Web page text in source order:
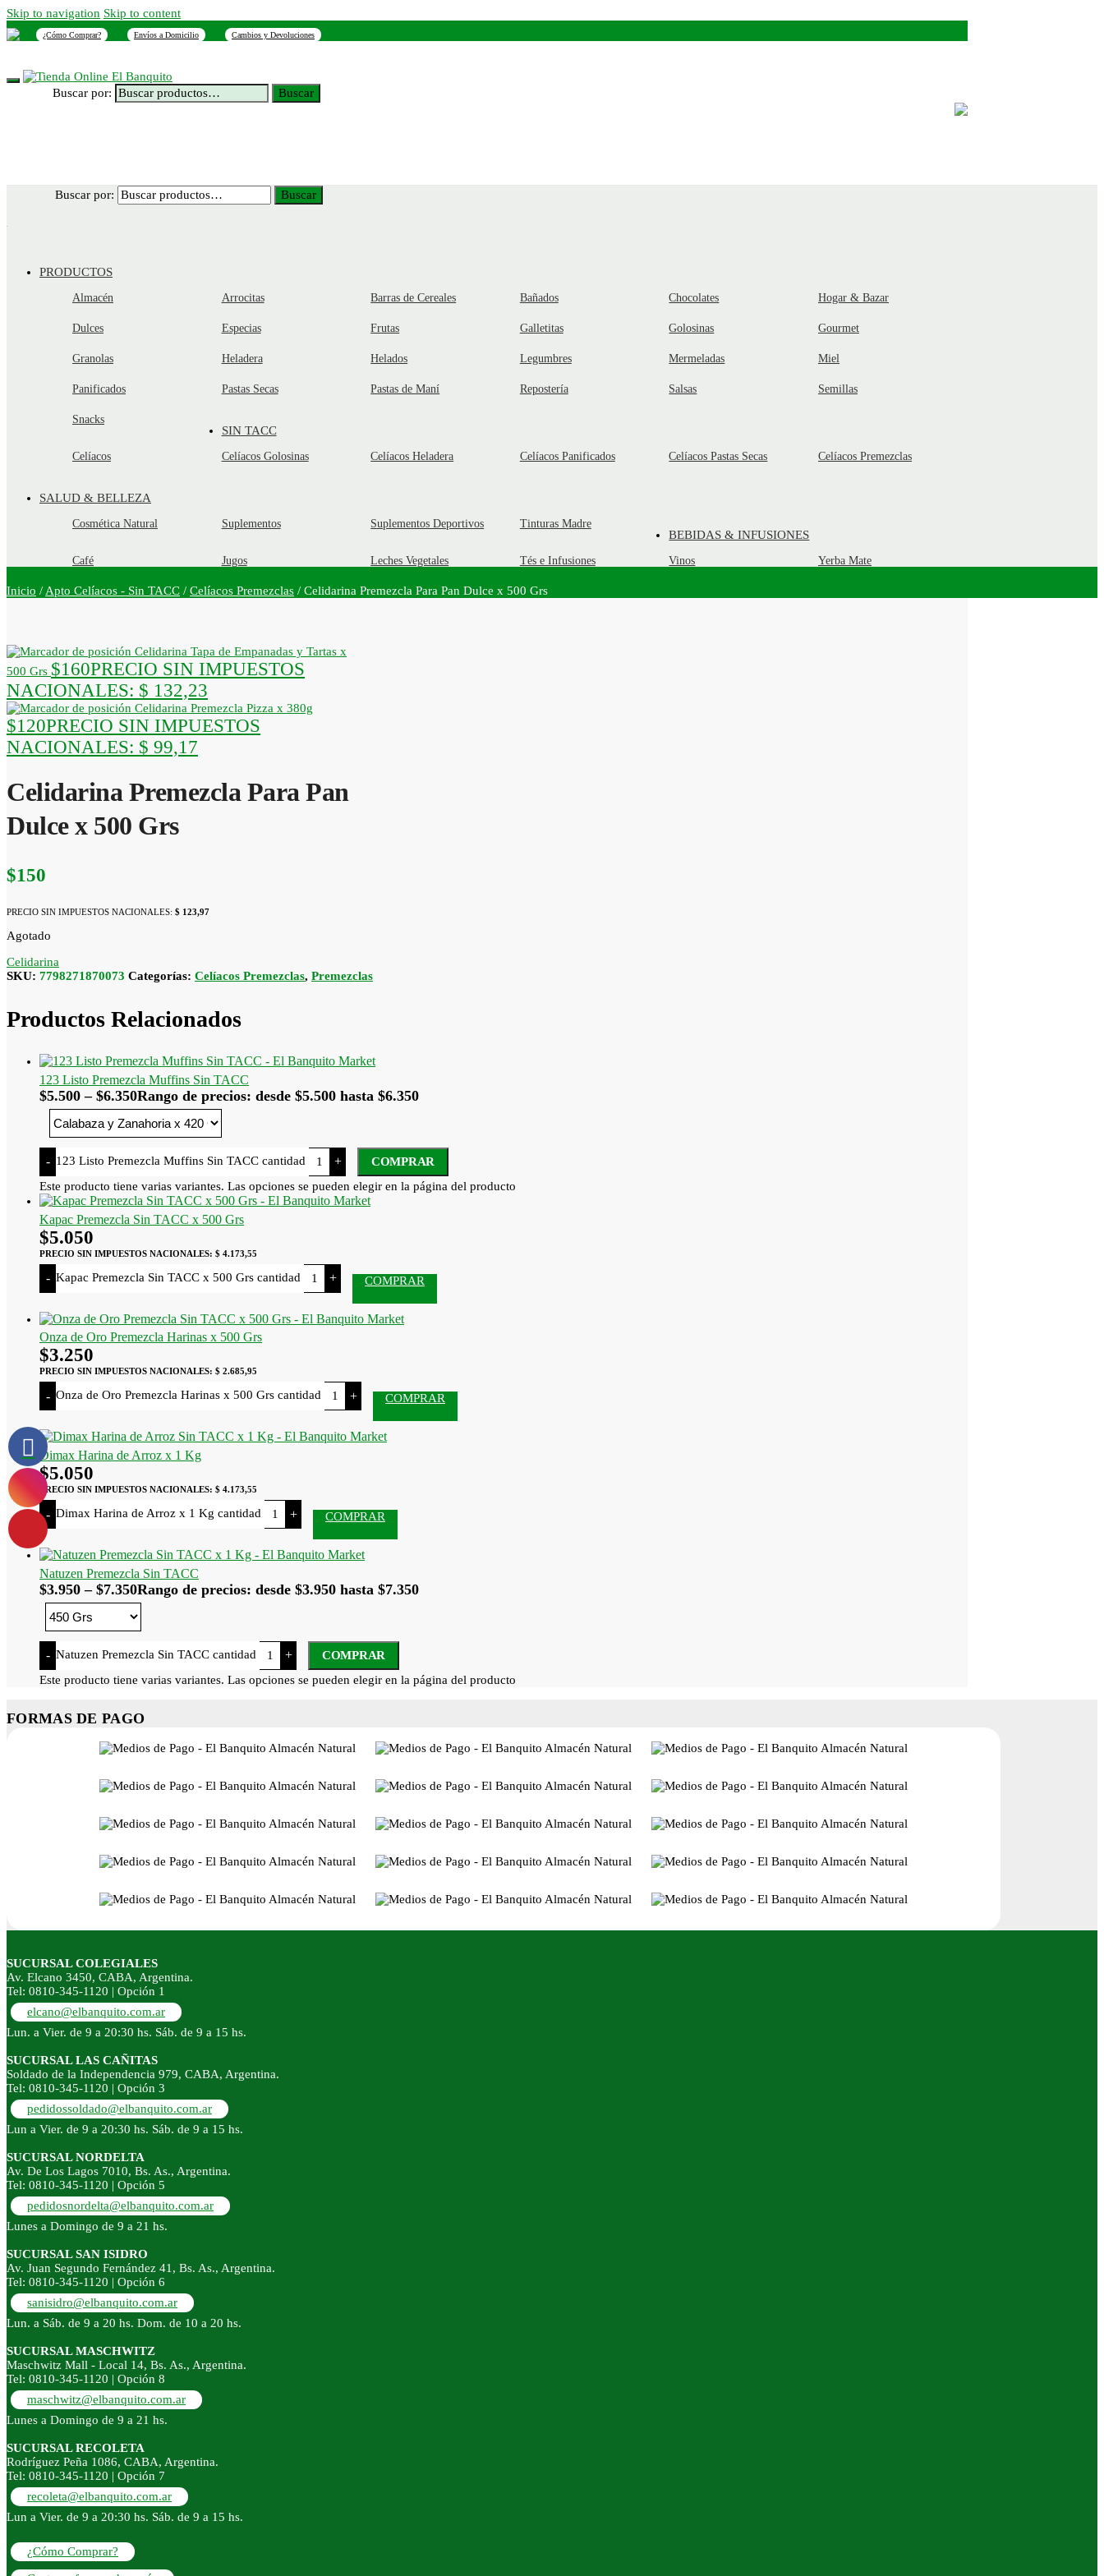
Skip to navigation Skip to content
¿Cómo Comprar? Envíos a Domicilio Cambios y Devoluciones
Buscar por: Buscar
Buscar por: Buscar
PRODUCTOS
Almacén Arrocitas Barras de Cereales Bañados Chocolates Hogar & Bazar
Dulces Especias Frutas Galletitas Golosinas Gourmet
Granolas Heladera Helados Legumbres Mermeladas Miel
Panificados Pastas Secas Pastas de Maní Repostería Salsas Semillas
Snacks
SIN TACC
Celíacos Celíacos Golosinas Celíacos Heladera Celíacos Panificados Celíacos Pastas Secas Celíacos Premezclas
SALUD & BELLEZA
Cosmética Natural Suplementos Suplementos Deportivos Tinturas Madre
BEBIDAS & INFUSIONES
Café Jugos Leches Vegetales Tés e Infusiones Vinos Yerba Mate
Inicio / Apto Celíacos - Sin TACC / Celíacos Premezclas / Celidarina Premezcla Para Pan Dulce x 500 Grs
Celidarina Tapa de Empanadas y Tartas x
500 Grs $160PRECIO SIN IMPUESTOS
NACIONALES: $ 132,23
Celidarina Premezcla Pizza x 380g
$120PRECIO SIN IMPUESTOS
NACIONALES: $ 99,17
Celidarina Premezcla Para Pan
Dulce x 500 Grs
$150
PRECIO SIN IMPUESTOS NACIONALES: $ 123,97
Agotado
Celidarina
SKU: 7798271870073 Categorías: Celíacos Premezclas, Premezclas
Productos Relacionados
123 Listo Premezcla Muffins Sin TACC
$5.500 – $6.350Rango de precios: desde $5.500 hasta $6.350
- 123 Listo Premezcla Muffins Sin TACC cantidad +
COMPRAR
Este producto tiene varias variantes. Las opciones se pueden elegir en la página del producto
Kapac Premezcla Sin TACC x 500 Grs
$5.050
PRECIO SIN IMPUESTOS NACIONALES: $ 4.173,55
- Kapac Premezcla Sin TACC x 500 Grs cantidad + COMPRAR
Onza de Oro Premezcla Harinas x 500 Grs
$3.250
PRECIO SIN IMPUESTOS NACIONALES: $ 2.685,95
- Onza de Oro Premezcla Harinas x 500 Grs cantidad + COMPRAR
Dimax Harina de Arroz x 1 Kg
$5.050
PRECIO SIN IMPUESTOS NACIONALES: $ 4.173,55
- Dimax Harina de Arroz x 1 Kg cantidad + COMPRAR
Natuzen Premezcla Sin TACC
$3.950 – $7.350Rango de precios: desde $3.950 hasta $7.350
- Natuzen Premezcla Sin TACC cantidad +
COMPRAR
Este producto tiene varias variantes. Las opciones se pueden elegir en la página del producto
FORMAS DE PAGO
SUCURSAL COLEGIALES
Av. Elcano 3450, CABA, Argentina.
Tel: 0810-345-1120 | Opción 1
elcano@elbanquito.com.ar
Lun. a Vier. de 9 a 20:30 hs. Sáb. de 9 a 15 hs.
SUCURSAL LAS CAÑITAS
Soldado de la Independencia 979, CABA, Argentina.
Tel: 0810-345-1120 | Opción 3
pedidossoldado@elbanquito.com.ar
Lun a Vier. de 9 a 20:30 hs. Sáb. de 9 a 15 hs.
SUCURSAL NORDELTA
Av. De Los Lagos 7010, Bs. As., Argentina.
Tel: 0810-345-1120 | Opción 5
pedidosnordelta@elbanquito.com.ar
Lunes a Domingo de 9 a 21 hs.
SUCURSAL SAN ISIDRO
Av. Juan Segundo Fernández 41, Bs. As., Argentina.
Tel: 0810-345-1120 | Opción 6
sanisidro@elbanquito.com.ar
Lun. a Sáb. de 9 a 20 hs. Dom. de 10 a 20 hs.
SUCURSAL MASCHWITZ
Maschwitz Mall - Local 14, Bs. As., Argentina.
Tel: 0810-345-1120 | Opción 8
maschwitz@elbanquito.com.ar
Lunes a Domingo de 9 a 21 hs.
SUCURSAL RECOLETA
Rodríguez Peña 1086, CABA, Argentina.
Tel: 0810-345-1120 | Opción 7
recoleta@elbanquito.com.ar
Lun a Vier. de 9 a 20:30 hs. Sáb. de 9 a 15 hs.
¿Cómo Comprar?